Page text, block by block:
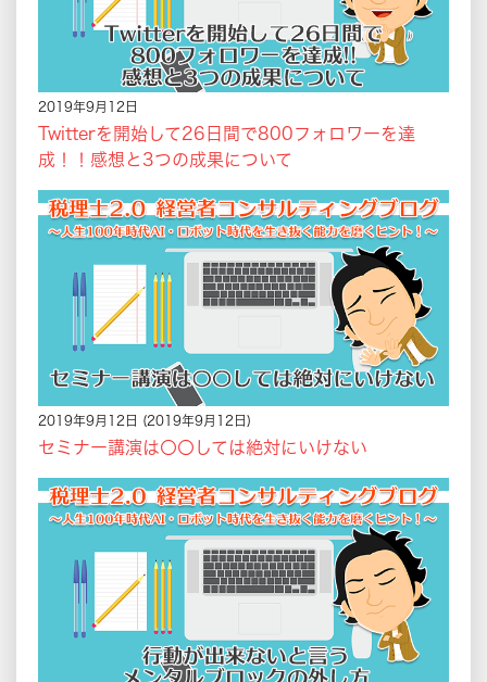
2019年9月12日
Twitterを開始して26日間で800フォロワーを達
成！！感想と3つの成果について
2019年9月12日 (2019年9月12日)
セミナー講演は〇〇しては絶対にいけない